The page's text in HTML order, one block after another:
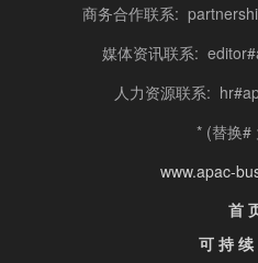
商务合作联系:
媒体资讯联系:
人力资源联系:
* (替换#
www.apac-
首
可 持 续